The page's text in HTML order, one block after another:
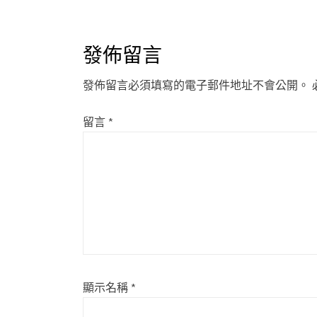
發佈留言
發佈留言必須填寫的電子郵件地址不會公開。
留言 *
顯示名稱 *